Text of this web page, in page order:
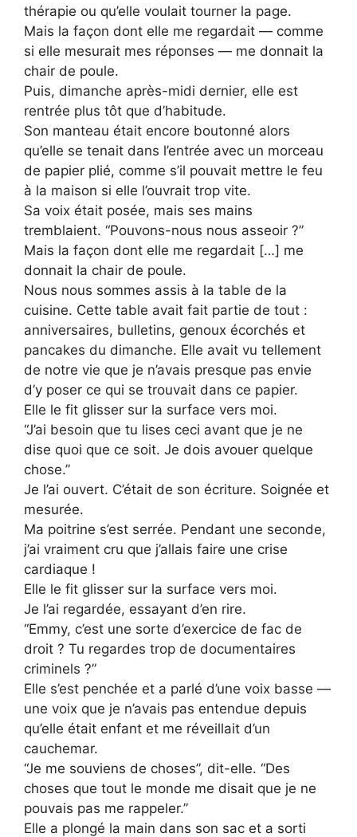
thérapie ou qu’elle voulait tourner la page.
Mais la façon dont elle me regardait — comme
si elle mesurait mes réponses — me donnait la
chair de poule.
Puis, dimanche après-midi dernier, elle est
rentrée plus tôt que d’habitude.
Son manteau était encore boutonné alors
qu’elle se tenait dans l’entrée avec un morceau
de papier plié, comme s’il pouvait mettre le feu
à la maison si elle l’ouvrait trop vite.
Sa voix était posée, mais ses mains
tremblaient. “Pouvons-nous nous asseoir ?”
Mais la façon dont elle me regardait […] me
donnait la chair de poule.
Nous nous sommes assis à la table de la
cuisine. Cette table avait fait partie de tout :
anniversaires, bulletins, genoux écorchés et
pancakes du dimanche. Elle avait vu tellement
de notre vie que je n’avais presque pas envie
d’y poser ce qui se trouvait dans ce papier.
Elle le fit glisser sur la surface vers moi.
“J’ai besoin que tu lises ceci avant que je ne
dise quoi que ce soit. Je dois avouer quelque
chose.”
Je l’ai ouvert. C’était de son écriture. Soignée et
mesurée.
Ma poitrine s’est serrée. Pendant une seconde,
j’ai vraiment cru que j’allais faire une crise
cardiaque !
Elle le fit glisser sur la surface vers moi.
Je l’ai regardée, essayant d’en rire.
“Emmy, c’est une sorte d’exercice de fac de
droit ? Tu regardes trop de documentaires
criminels ?”
Elle s’est penchée et a parlé d’une voix basse —
une voix que je n’avais pas entendue depuis
qu’elle était enfant et me réveillait d’un
cauchemar.
“Je me souviens de choses”, dit-elle. “Des
choses que tout le monde me disait que je ne
pouvais pas me rappeler.”
Elle a plongé la main dans son sac et a sorti